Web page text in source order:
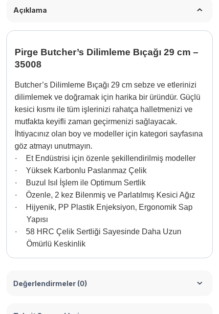
Açıklama
Pirge Butcher’s Dilimleme Bıçağı 29 cm –
35008
Butcher’s Dilimleme Bıçağı 29 cm sebze ve etlerinizi
dilimlemek ve doğramak için harika bir üründür. Güçlü
kesici kısmı ile tüm işlerinizi rahatça halletmenizi ve
mutfakta keyifli zaman geçirmenizi sağlayacak.
İhtiyacınız olan boy ve modeller için kategori sayfasına
göz atmayı unutmayın.
·
Et Endüstrisi için özenle şekillendirilmiş modeller
·
Yüksek Karbonlu Paslanmaz Çelik
·
Buzul Isıl İşlem ile Optimum Sertlik
·
Özenle, 2 kez Bilenmiş ve Parlatılmış Kesici Ağız
·
Hijyenik, PP Plastik Enjeksiyon, Ergonomik Sap
Yapısı
·
58 HRC Çelik Sertliği Sayesinde Daha Uzun
Ömürlü Keskinlik
Değerlendirmeler (0)